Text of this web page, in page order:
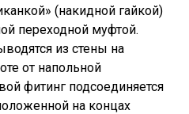
(накидной гайкой)
переходной муфтой.
из стены на
от напольной
фитинг подсоединяется
на концах